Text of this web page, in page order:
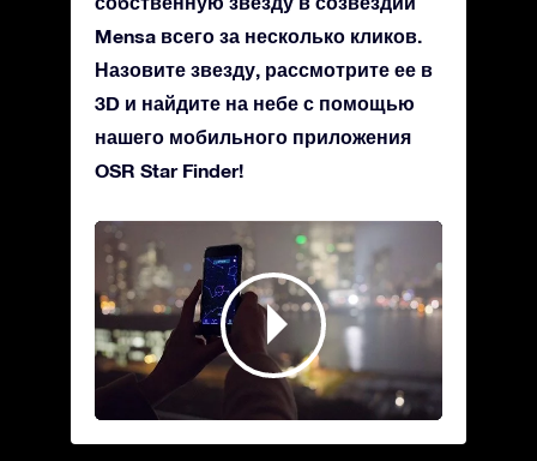
Mensa всего за несколько кликов.
Назовите звезду, рассмотрите ее в
3D и найдите на небе с помощью
нашего мобильного приложения
OSR Star Finder!